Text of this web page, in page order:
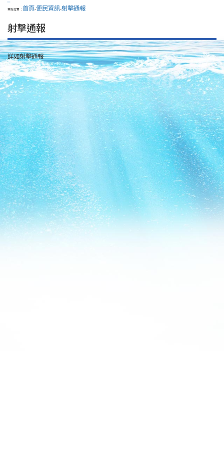
:::
現在位置： 首頁>便民資訊>射擊通報
射擊通報
詳如射擊通報